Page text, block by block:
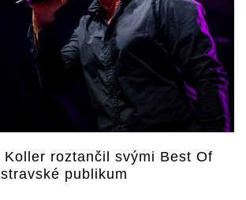
Koller roztančil svými Best Of
publikum